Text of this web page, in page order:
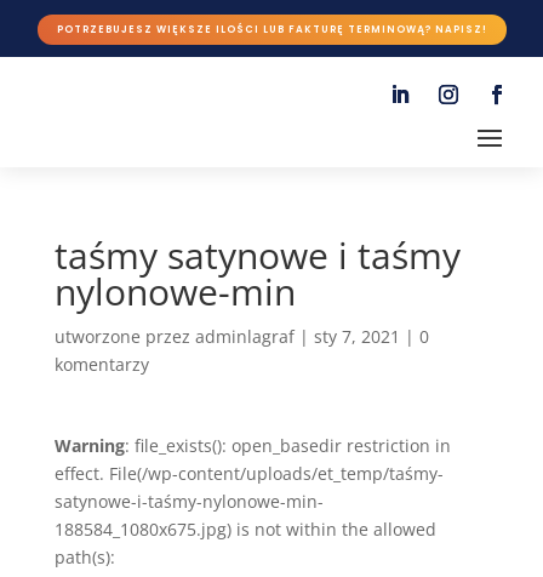
POTRZEBUJESZ WIĘKSZE ILOŚCI LUB FAKTURĘ TERMINOWĄ? NAPISZ!
taśmy satynowe i taśmy
nylonowe-min
utworzone przez adminlagraf| sty 7, 2021 | 0
komentarzy
Warning: file_exists(): open_basedir restriction in
effect. File(/wp-content/uploads/et_temp/taśmy-
satynowe-i-taśmy-nylonowe-min-
188584_1080x675.jpg) is not within the allowed
path(s):